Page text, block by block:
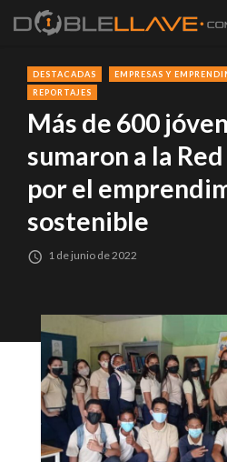
DESTACADAS EMPRESAS Y
REPORTAJES
Más de 600
sumaron a la
por el
sostenible
1 de junio de 2022